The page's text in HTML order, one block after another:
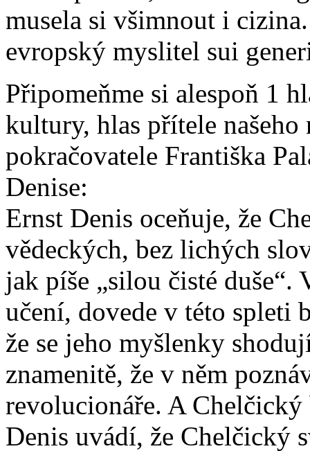
musela si všimnout i
evropský myslitel sui
Připomeňme si alespoň 1
kultury, hlas přítele našeho
pokračovatele Františka
Denise:
Ernst Denis oceňuje, že
vědeckých, bez lichých
jak píše „silou čisté
učení, dovede v této
že se jeho myšlenky
znamenitě, že v něm
revolucionáře. A
Denis uvádí, že Chelčický